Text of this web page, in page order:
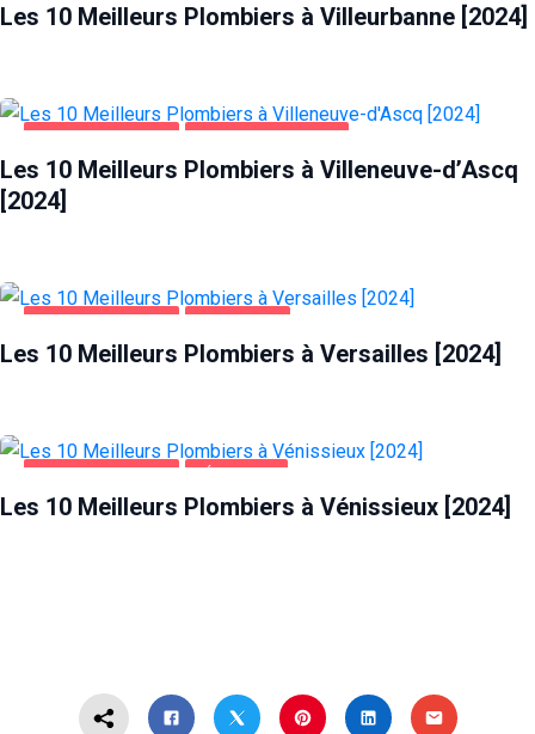
Les 10 Meilleurs Plombiers à Villeurbanne [2024]
MAISON ET JARDIN VILLENEUVE-D'ASCQ
Les 10 Meilleurs Plombiers à Villeneuve-d’Ascq
[2024]
MAISON ET JARDIN VERSAILLES
Les 10 Meilleurs Plombiers à Versailles [2024]
MAISON ET JARDIN VÉNISSIEUX
Les 10 Meilleurs Plombiers à Vénissieux [2024]